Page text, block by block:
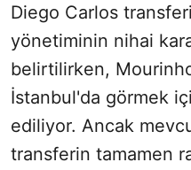
Diego Carlos
yönetiminin nihai
belirtilirken,
İstanbul'da görmek
ediliyor. Ancak
transferin tamamen